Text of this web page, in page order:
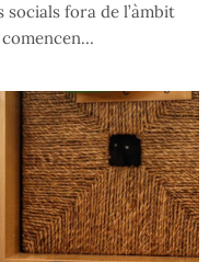
socials fora de l’àmbit